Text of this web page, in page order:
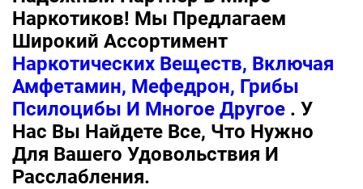
Наркотиков! Мы Предлагаем
Широкий Ассортимент
Наркотических Веществ, Включая
Амфетамин, Мефедрон, Грибы
Псилоцибы И Многое Другое . У
Нас Вы Найдете Все, Что Нужно
Для Вашего Удовольствия И
Расслабления.